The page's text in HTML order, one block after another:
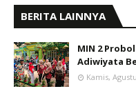
BERITA LAINNYA
MIN 2
Adiwiyata
Kamis,